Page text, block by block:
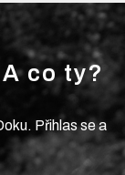
co ty?
Přihlas se a